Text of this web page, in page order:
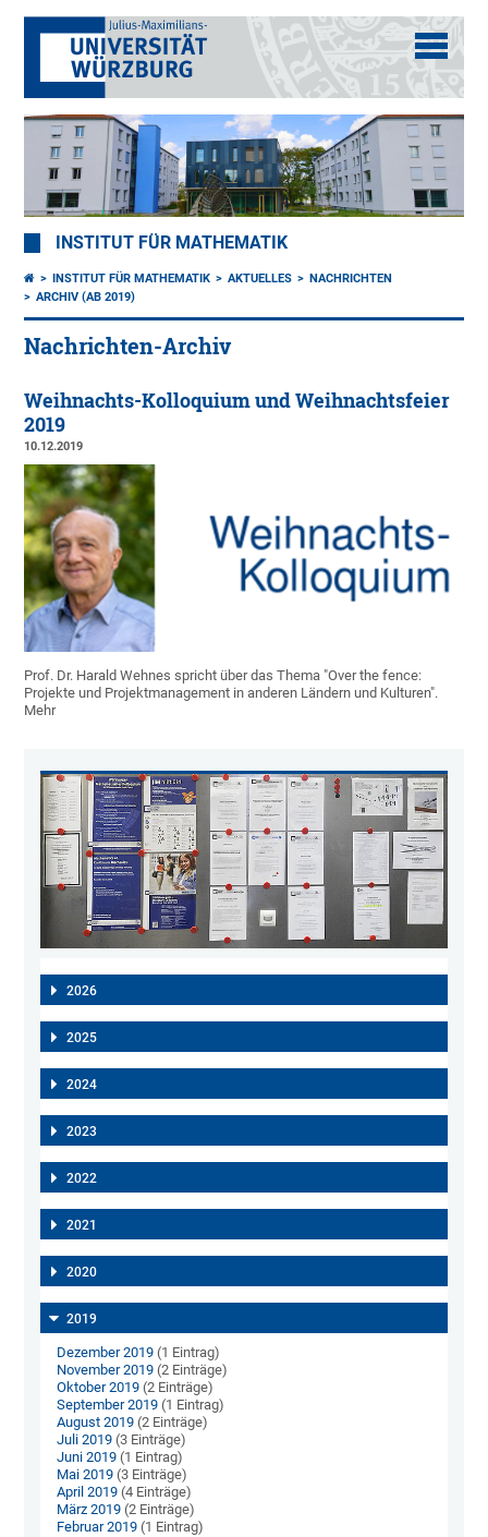
INSTITUT FÜR MATHEMATIK
INSTITUT FÜR MATHEMATIK AKTUELLES
NACHRICHTEN
ARCHIV (AB 2019)
Nachrichten-Archiv
Weihnachts-Kolloquium und Weihnachtsfeier
2019
10.12.2019
Prof. Dr. Harald Wehnes spricht über das Thema "Over the fence:
Projekte und Projektmanagement in anderen Ländern und Kulturen".
Mehr
2026
2025
2024
2023
2022
2021
2020
2019
Dezember 2019 (1 Eintrag)
November 2019 (2 Einträge)
Oktober 2019 (2 Einträge)
September 2019 (1 Eintrag)
August 2019 (2 Einträge)
Juli 2019 (3 Einträge)
Juni 2019 (1 Eintrag)
Mai 2019 (3 Einträge)
April 2019 (4 Einträge)
März 2019 (2 Einträge)
Februar 2019 (1 Eintrag)